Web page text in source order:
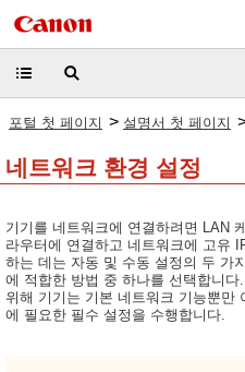
포털 첫 페이지 > 설명서 첫 페이지
네트워크 환경 설정
기기를 네트워크에 연결하려면 LAN
라우터에 연결하고 네트워크에 고유
하는 데는 자동 및 수동 설정의 두 가
에 적합한 방법 중 하나를 선택합니
위해 기기는 기본 네트워크 기능뿐만
에 필요한 필수 설정을 수행합니다.